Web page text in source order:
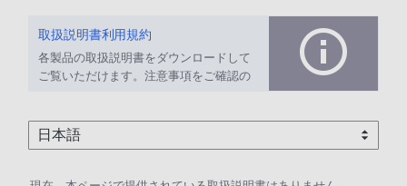
取扱説明書利用規約
各製品の取扱説明書をダウンロードして
ご覧いただけます。注意事項をご確認の